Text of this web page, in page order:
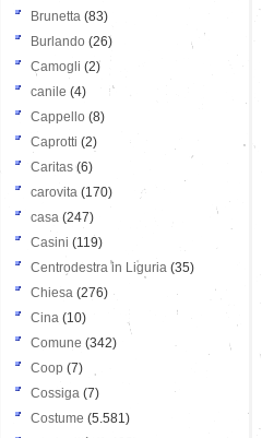
Brunetta (83)
Burlando (26)
Camogli (2)
canile (4)
Cappello (8)
Caprotti (2)
Caritas (6)
carovita (170)
casa (247)
Casini (119)
Centrodestra in Liguria (35)
Chiesa (276)
Cina (10)
Comune (342)
Coop (7)
Cossiga (7)
Costume (5.581)